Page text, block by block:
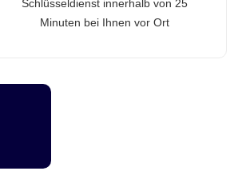
Schlüsseldienst innerhalb von 25
Minuten bei Ihnen vor Ort